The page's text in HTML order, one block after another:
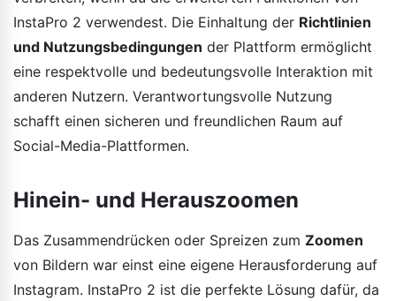
InstaPro 2 verwendest. Die Einhaltung der Richtlinien
und Nutzungsbedingungen der Plattform ermöglicht
eine respektvolle und bedeutungsvolle Interaktion mit
anderen Nutzern. Verantwortungsvolle Nutzung
schafft einen sicheren und freundlichen Raum auf
Social-Media-Plattformen.
Hinein- und Herauszoomen
Das Zusammendrücken oder Spreizen zum Zoomen
von Bildern war einst eine eigene Herausforderung auf
Instagram. InstaPro 2 ist die perfekte Lösung dafür, da